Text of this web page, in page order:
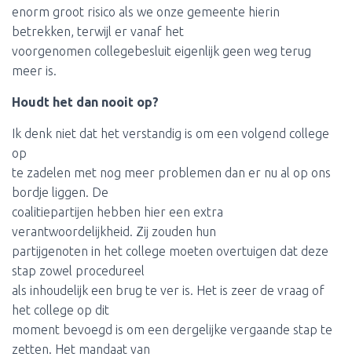
enorm groot risico als we onze gemeente hierin
betrekken, terwijl er vanaf het
voorgenomen collegebesluit eigenlijk geen weg terug
meer is.
Houdt het dan nooit op?
Ik denk niet dat het verstandig is om een volgend college
op
te zadelen met nog meer problemen dan er nu al op ons
bordje liggen. De
coalitiepartijen hebben hier een extra
verantwoordelijkheid. Zij zouden hun
partijgenoten in het college moeten overtuigen dat deze
stap zowel procedureel
als inhoudelijk een brug te ver is. Het is zeer de vraag of
het college op dit
moment bevoegd is om een dergelijke vergaande stap te
zetten. Het mandaat van